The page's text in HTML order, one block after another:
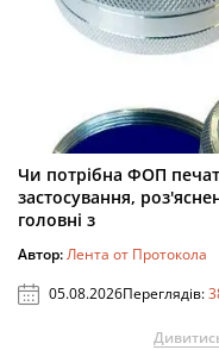
Чи потрібна ФОП
застосування,
головні з
Автор:Лента от Протокола
05.08.2026Переглядів: